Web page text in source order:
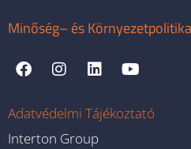
Minőség– és Környezetpolitika
Adatvédelmi Tájékoztató
Interton Group